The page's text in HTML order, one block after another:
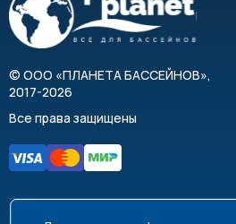
© ООО «ПЛАНЕТА БАССЕЙНОВ»,
2017-2026
Все права защищены